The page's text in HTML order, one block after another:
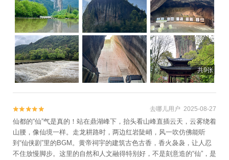
水南明湖古城水上乐园+丽水古街+丽水中共
浙江省委机关旧址+小赤壁+朱潭山+赵侯祠
+云和梯田漂流+畲乡之窗漂流+丽水小港漂
流+中国青瓷小镇·披云青瓷文化园+大龙门景
区+遂昌黄金谷漂流+大木山茶园景区+神龙
谷漂流+新处峡绿谷漂流景区+丽水市体育场
+丽水日化美容养生会所+遂昌北斗崖景区
+瓯江源景区+奇想探索乐园+千峡湖生态旅
游度假区+追浪漂流+丽水蝴蝶谷(城市花
园)+丽水景宁云耕生活旅游区+缙云笕川花海
+汤木森动漫乐园+羊上飞行基地+绿湾庄园
+蛟龙大峡谷+双童山景区+丽水本地玩乐+松
阴溪景区+丽水华东药用植物园+那云温泉度
共9张

 去哪儿用户 2025-08-27
仙都的“仙”气是真的！站在鼎湖峰下，抬头看山峰直插云天，云雾绕着
山腰，像仙境一样。走龙耕路时，两边红岩陡峭，风一吹仿佛能听
到“仙侠剧”里的BGM。黄帝祠宇的建筑古色古香，香火袅袅，让人忍
不住放慢脚步。这里的自然和人文融得特别好，不是刻意造的“仙”，是